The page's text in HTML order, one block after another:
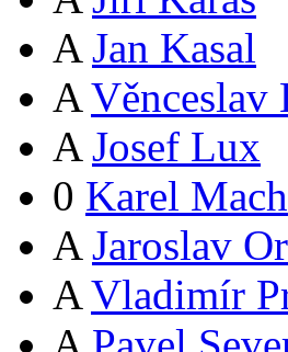
A Jan Kasal
A Věnceslav
A Josef Lux
0 Karel Mach
A Jaroslav
A Vladimír